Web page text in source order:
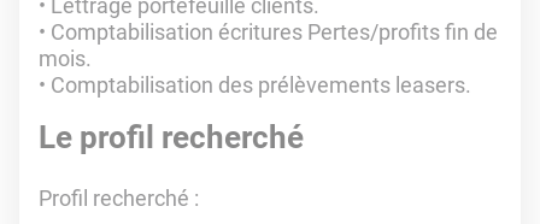
• Lettrage portefeuille clients.
• Comptabilisation écritures Pertes/profits fin de
mois.
• Comptabilisation des prélèvements leasers.
Le profil recherché
Profil recherché :